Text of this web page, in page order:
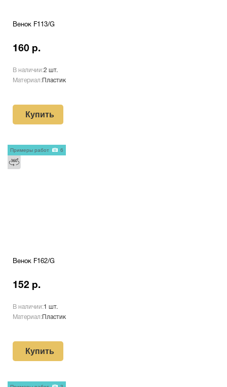
Венок F113/G
160 р.
В наличии:2 шт.
Материал: Пластик
Купить
Венок F162/G
152 р.
В наличии:1 шт.
Материал: Пластик
Купить
Примеры работ 6